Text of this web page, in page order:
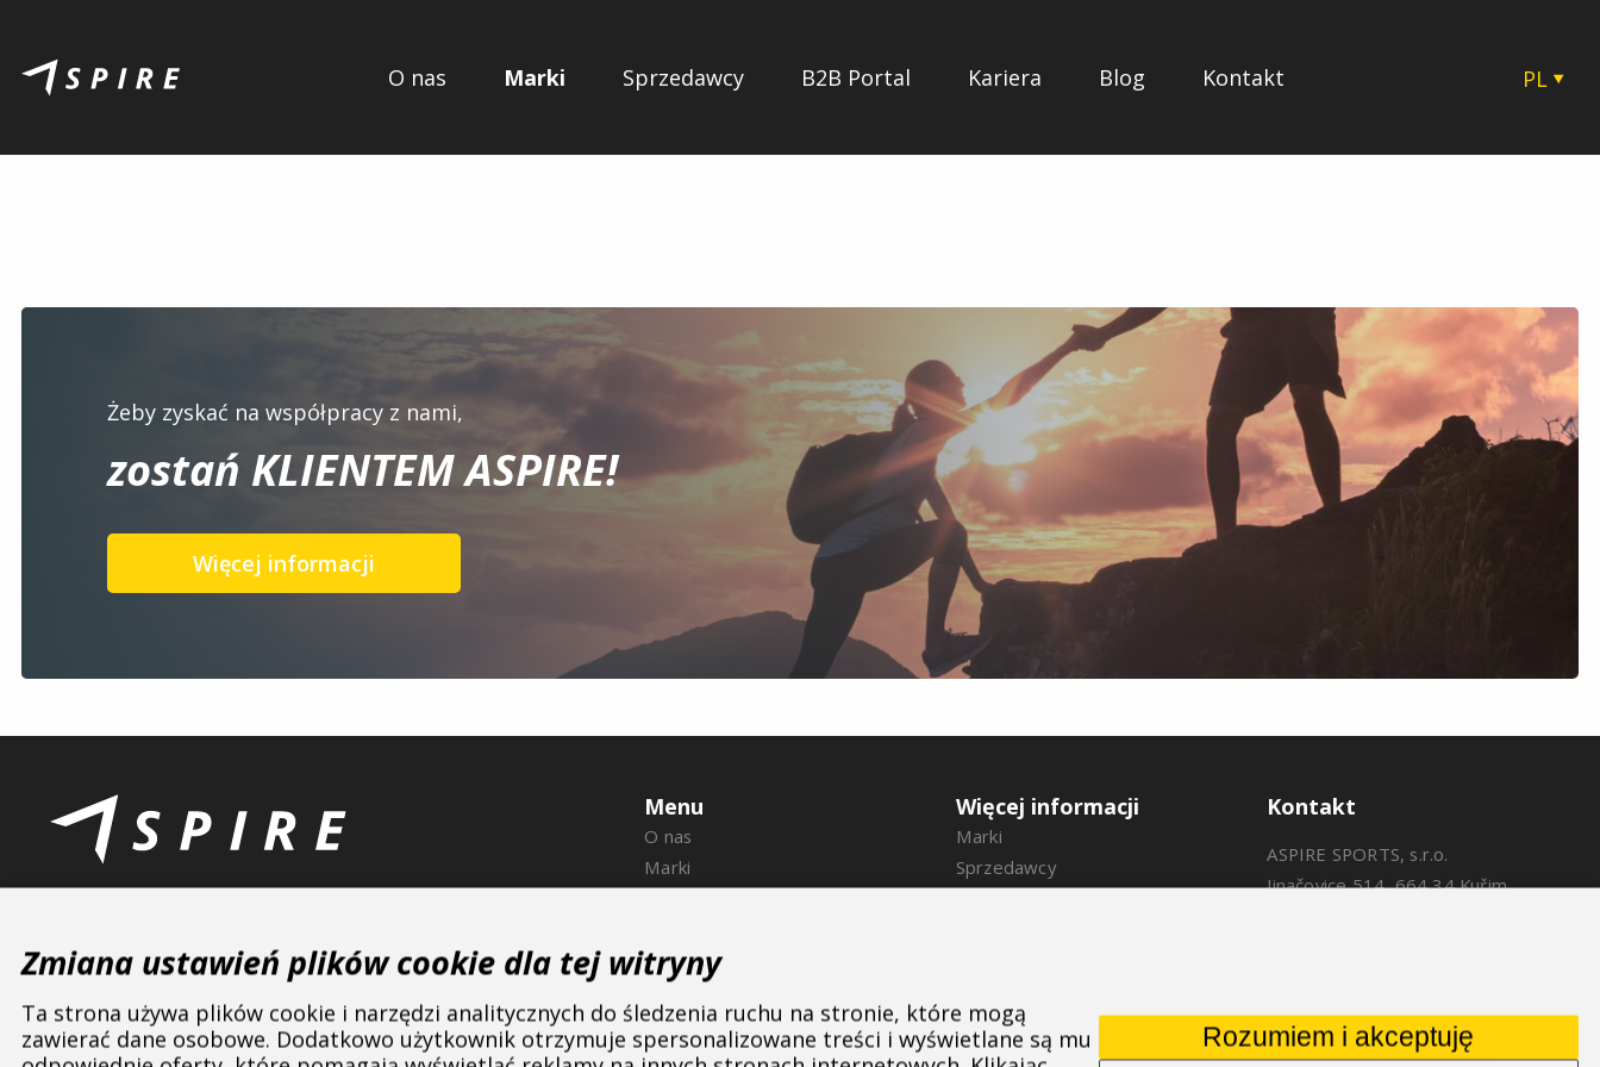
O nas Marki Sprzedawcy B2B Portal Kariera Blog Kontakt
PL
EN
Żeby zyskać na współpracy z nami,
zostań KLIENTEM ASPIRE!
Więcej informacji
ASPIRE SPORTS / Marki / Dotout
Menu
O nas
Marki
Kariera
Kontakt
Więcej informacji
Marki
Sprzedawcy
Kontakt
ASPIRE SPORTS, s.r.o.
Jinačovice 514, 664 34 Kuřim
Zmiana ustawień plików cookie dla tej witryny
Ta strona używa plików cookie i narzędzi analitycznych do śledzenia ruchu na stronie, które mogą
zawierać dane osobowe. Dodatkowo użytkownik otrzymuje spersonalizowane treści i wyświetlane są mu
Rozumiem i akceptuję